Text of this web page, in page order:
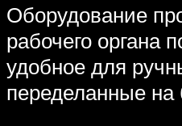
Оборудование
рабочего органа
удобное для
переделанные на